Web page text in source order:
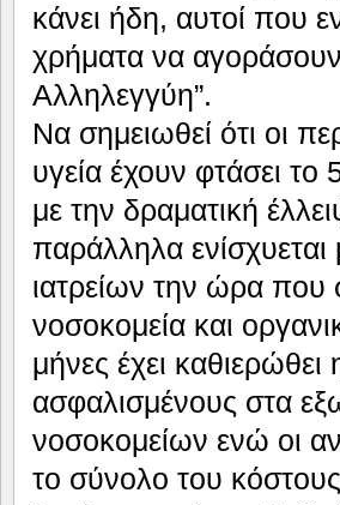
κάνει ήδη, αυτοί που
χρήματα να
Αλληλεγγύη”.
Να σημειωθεί ότι οι
υγεία έχουν φτάσει
με την δραματική
παράλληλα ενίσχυεται
ιατρείων την ώρα που
νοσοκομεία και
μήνες έχει
ασφαλισμένους στα
νοσοκομείων ενώ οι
το σύνολο του